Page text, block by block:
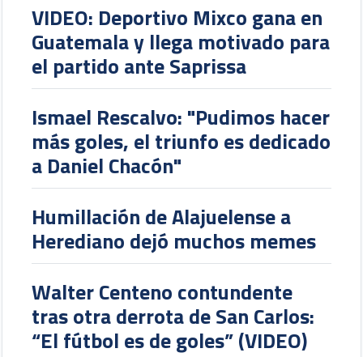
VIDEO: Deportivo Mixco gana en
Guatemala y llega motivado para
el partido ante Saprissa
Ismael Rescalvo: "Pudimos hacer
más goles, el triunfo es dedicado
a Daniel Chacón"
Humillación de Alajuelense a
Herediano dejó muchos memes
Walter Centeno contundente
tras otra derrota de San Carlos:
“El fútbol es de goles” (VIDEO)